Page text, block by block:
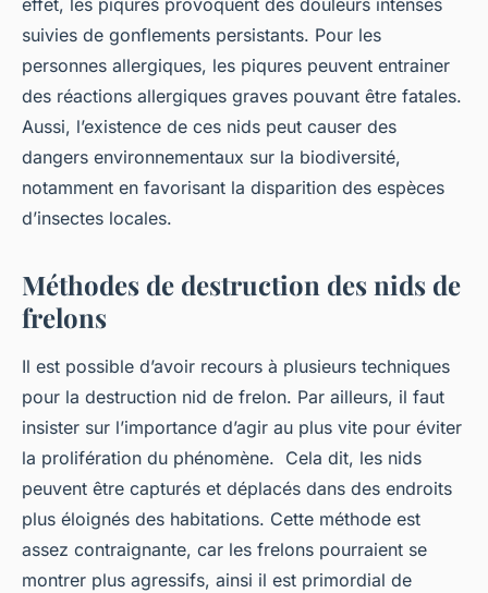
effet, les piqures provoquent des douleurs intenses
suivies de gonflements persistants. Pour les
personnes allergiques, les piqures peuvent entrainer
des réactions allergiques graves pouvant être fatales.
Aussi, l’existence de ces nids peut causer des
dangers environnementaux sur la biodiversité,
notamment en favorisant la disparition des espèces
d’insectes locales.
Méthodes de destruction des nids de
frelons
Il est possible d’avoir recours à plusieurs techniques
pour la destruction nid de frelon. Par ailleurs, il faut
insister sur l’importance d’agir au plus vite pour éviter
la prolifération du phénomène. Cela dit, les nids
peuvent être capturés et déplacés dans des endroits
plus éloignés des habitations. Cette méthode est
assez contraignante, car les frelons pourraient se
montrer plus agressifs, ainsi il est primordial de